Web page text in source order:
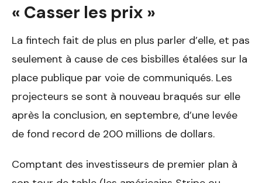
« Casser les prix »
La fintech fait de plus en plus parler d’elle, et pas
seulement à cause de ces bisbilles étalées sur la
place publique par voie de communiqués. Les
projecteurs se sont à nouveau braqués sur elle
après la conclusion, en septembre, d’une levée
de fond record de 200 millions de dollars.
Comptant des investisseurs de premier plan à